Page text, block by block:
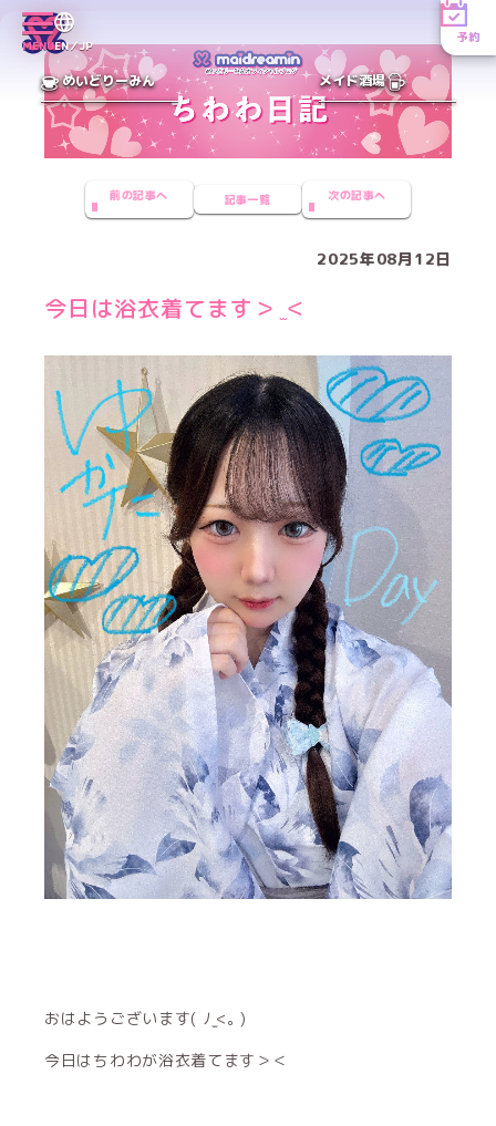
MENUEN／JP
予約
めいどりーみん メイド酒場
前の記事へ 記事一覧 次の記事へ
2025年08月12日
今日は浴衣着てます＞ ̫＜
おはようございます( ﾉ ̫<｡ )
今日はちわわが浴衣着てます＞＜